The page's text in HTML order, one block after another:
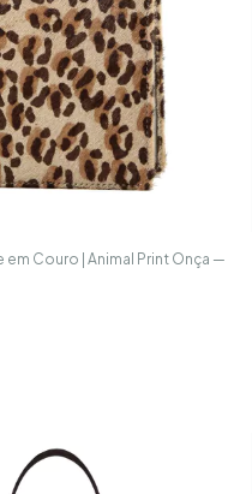
Couro | Animal Print Onça —